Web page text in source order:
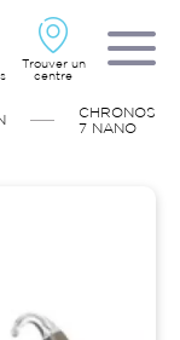
Trouver un
centre
CHRONOS
7 NANO